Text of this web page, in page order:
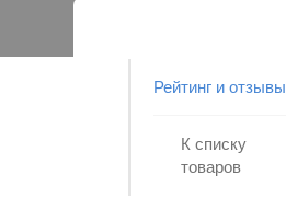
Рейтинг и отзывы
К списку
товаров